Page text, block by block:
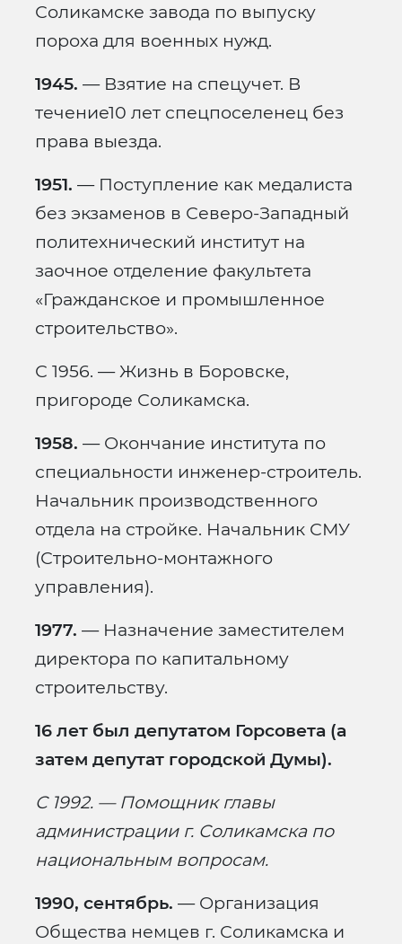
Соликамске завода по выпуску
пороха для военных нужд.
1945. — Взятие на спецучет. В
течение10 лет спецпоселенец без
права выезда.
1951. — Поступление как медалиста
без экзаменов в Северо-Западный
политехнический институт на
заочное отделение факультета
«Гражданское и промышленное
строительство».
С 1956. — Жизнь в Боровске,
пригороде Соликамска.
1958. — Окончание института по
специальности инженер-строитель.
Начальник производственного
отдела на стройке. Начальник СМУ
(Строительно-монтажного
управления).
1977. — Назначение заместителем
директора по капитальному
строительству.
16 лет был депутатом Горсовета (а
затем депутат городской Думы).
С 1992. — Помощник главы
администрации г. Соликамска по
национальным вопросам.
1990, сентябрь. — Организация
Общества немцев г. Соликамска и